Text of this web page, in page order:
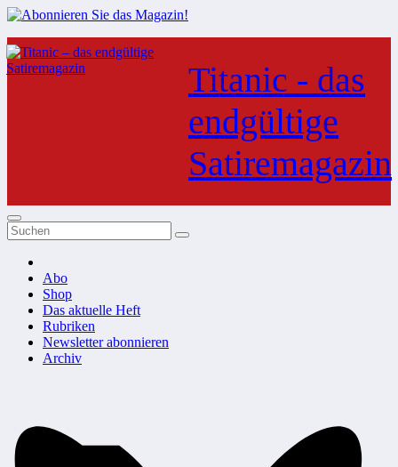
Zum
Inhalt
springen
Titanic - das
endgültige
Satiremagazin
Abo
Shop
Das aktuelle Heft
Rubriken
Newsletter abonnieren
Archiv